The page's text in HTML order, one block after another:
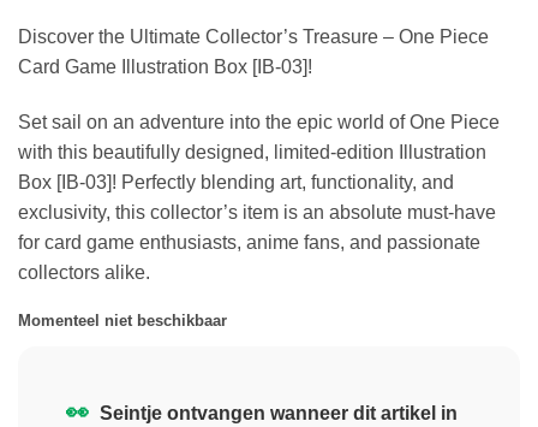
Discover the Ultimate Collector’s Treasure – One Piece
Card Game Illustration Box [IB-03]!
Set sail on an adventure into the epic world of One Piece
with this beautifully designed, limited-edition Illustration
Box [IB-03]! Perfectly blending art, functionality, and
exclusivity, this collector’s item is an absolute must-have
for card game enthusiasts, anime fans, and passionate
collectors alike.
Momenteel niet beschikbaar
👀 Seintje ontvangen wanneer dit artikel in